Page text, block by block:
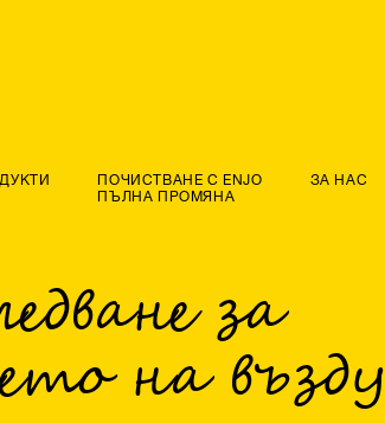
ПОЧИСТВАНЕ С ENJO
ПЪЛНА ПРОМЯНА
ЗА НАС
за
на